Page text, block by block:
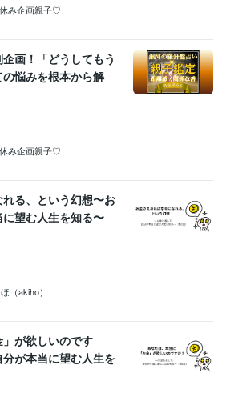
年数：４年 スピリチュアル・占い：経験年
み企画親子♡
画！「どうしてもう
悩みを根本から解
み企画親子♡
る、という幻想〜お
望む人生を知る〜
（akiho）
が欲しいのです
が本当に望む人生を